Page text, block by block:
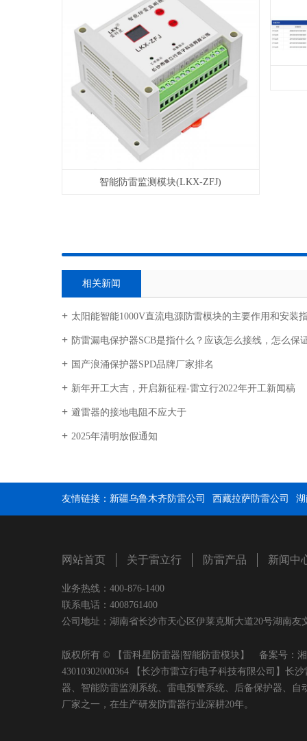
智能防雷监测模块(LKX-ZFJ)
相关新闻
太阳能智能1000V直流电源防雷模块的主要作用和安装
防雷漏电保护器SCB是指什么？应该怎么接线，怎么保
国产浪涌保护器SPD品牌厂家排名
新年开工大吉，开启新征程-雷立行2022年开工新闻稿
避雷器的接地电阻不应大于
2025年清明放假通知
友情链接： 新疆乌鲁木齐防雷公司 西藏拉萨防雷公司
网站首页 关于雷立行 防雷产品 新闻中
业务热线：400-876-1400
联系电话：4008761400
公司地址：湖南省长沙市天心区伊莱克斯大道20号湖南
版权所有 © 【雷科星防雷器|智能防雷模块】 备案号：
43010302000364 【长沙市雷立行电子科技有限公司】长
器、智能防雷监测系统、雷电预警系统、后备保护器、
厂家之一，在生产研发防雷器行业深耕20年。